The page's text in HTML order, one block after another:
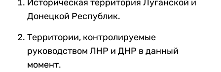
Историческая территория Луганской и
Донецкой Республик.
Территории, контролируемые
руководством ЛНР и ДНР в данный
момент.